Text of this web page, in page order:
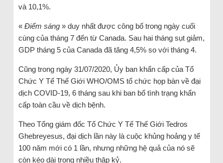
và 10,1%.
« Điểm sáng» duy nhất được công bố trong ngày cuối
cùng của tháng 7 đến từ Canada. Sau hai tháng sụt giảm,
GDP tháng 5 của Canada đã tăng 4,5% so với tháng 4.
Cũng trong ngày 31/07/2020, Ủy ban khẩn cấp của Tổ
Chức Y Tế Thế Giới WHO/OMS tổ chức họp bàn về đại
dịch COVID-19, 6 tháng sau khi ban bố tình trạng khẩn
cấp toàn cầu về dịch bệnh.
Theo Tổng giám đốc Tổ Chức Y Tế Thế Giới Tedros
Ghebreyesus, đại dịch lần này là cuộc khủng hoảng y tế
100 năm mới có 1 lần, nhưng những hệ quả của nó sẽ
còn kéo dài trong nhiều thập kỷ.